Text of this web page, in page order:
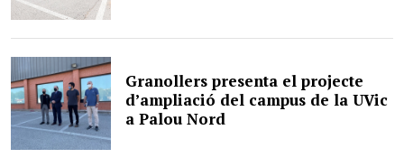
Granollers presenta el projecte
d’ampliació del campus de la UVic
a Palou Nord